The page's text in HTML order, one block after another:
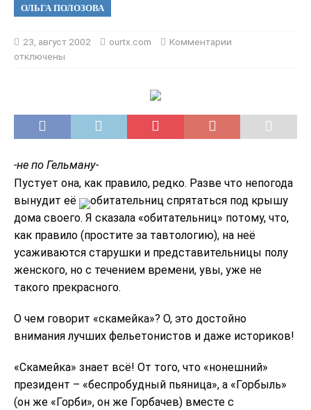
ОЛЬГА ПОЛОЗОВА
23, август 2002 ourtx.com
Комментарии
отключены
-не по Гельману-
Пустует она, как правило, редко. Разве что непогода
вынудит её
обитательниц спрятаться под крышу
дома своего. Я сказала «обитательниц» потому, что,
как правило (простите за тавтологию), на неё
усаживаются старушки и представительницы полу
женского, но с течением времени, увы, уже не
такого прекрасного.
О чем говорит «скамейка»? О, это достойно
внимания лучших фельетонистов и даже историков!
«Скамейка» знает всё! От того, что «нонешний»
президент – «беспробудный пьяница», а «Горбыль»
(он же «Горби», он же Горбачев) вместе с